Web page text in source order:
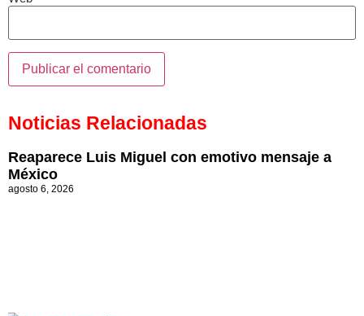
Noticias Relacionadas
Reaparece Luis Miguel con emotivo mensaje a
México
agosto 6, 2026